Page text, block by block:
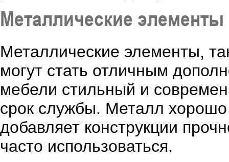
Металлические элементы
Металлические элементы,
могут стать отличным
мебели стильный и
срок службы. Металл
добавляет конструкции
часто использоваться.